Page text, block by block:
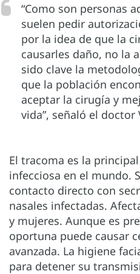
“Como son personas
suelen pedir
por la idea de que la
causarles daño, no la
sido clave la
que la población
aceptar la cirugía y
vida”, señaló el doctor
El tracoma es la
infecciosa en el mundo.
contacto directo con
nasales infectadas.
y mujeres. Aunque es
oportuna puede causar
avanzada. La higiene
para detener su